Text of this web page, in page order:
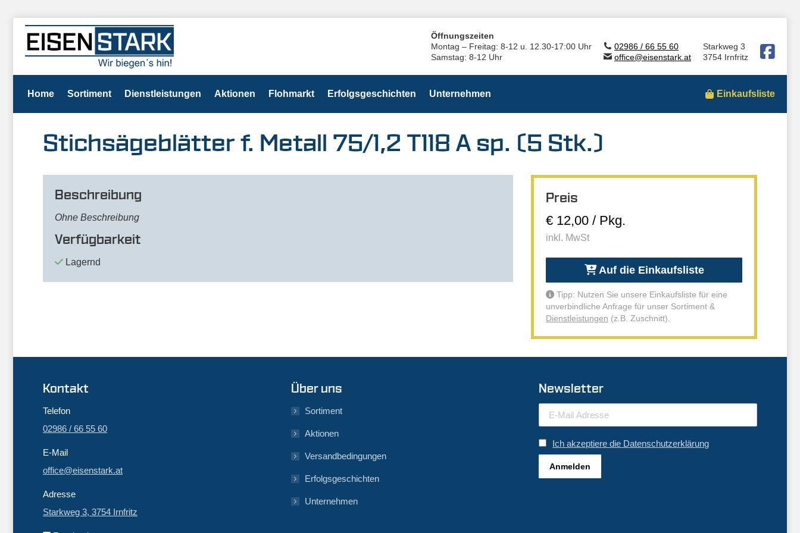
Öffnungszeiten
Montag – Freitag: 8-12 u. 12.30-17:00 Uhr
Samstag: 8-12 Uhr
02986 / 66 55 60
office@eisenstark.at
Starkweg 3
3754 Irnfritz
Home Sortiment Dienstleistungen Aktionen Flohmarkt Erfolgsgeschichten Unternehmen Einkaufsliste
Stichsägeblätter f. Metall 75/1,2 T118 A sp. (5 Stk.)
Beschreibung
Ohne Beschreibung
Verfügbarkeit
Lagernd
Preis
€ 12,00 / Pkg.
inkl. MwSt
Auf die Einkaufsliste
Tipp: Nutzen Sie unsere Einkaufsliste für eine
unverbindliche Anfrage für unser Sortiment &
Dienstleistungen (z.B. Zuschnitt).
Kontakt
Telefon
02986 / 66 55 60
E-Mail
office@eisenstark.at
Adresse
Starkweg 3, 3754 Irnfritz
Über uns
Sortiment
Aktionen
Versandbedingungen
Erfolgsgeschichten
Unternehmen
Newsletter
Ich akzeptiere die Datenschutzerklärung